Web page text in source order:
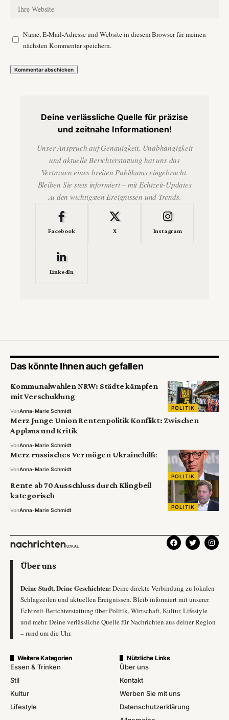
Name, E-Mail-Adresse und Website in diesem Browser für meinen
nächsten Kommentar speichern.
Deine verlässliche Quelle für präzise
und zeitnahe Informationen!
Unser Anspruch auf Genauigkeit, Unabhängigkeit
und aktuelle Berichterstattung hat uns das
Vertrauen eines breiten Publikums eingebracht.
Bleiben Sie stets informiert – mit Echtzeit-Updates
zu den wichtigsten Ereignissen und Trends.
Facebook X Instagram
LinkedIn
Das könnte Ihnen auch gefallen
POLITIK
Kommunalwahlen NRW: Städte kämpfen
mit Verschuldung
VonAnna-Marie Schmidt
Merz Junge Union Rentenpolitik Konflikt: Zwischen
Applaus und Kritik
VonAnna-Marie Schmidt
POLITIK
Merz russisches Vermögen Ukrainehilfe
VonAnna-Marie Schmidt
POLITIK
Rente ab 70 Ausschluss durch Klingbeil
kategorisch
VonAnna-Marie Schmidt
Über uns
Deine Stadt, Deine Geschichten: Deine direkte Verbindung zu lokalen
Schlagzeilen und aktuellen Ereignissen. Bleib informiert mit unserer
Echtzeit-Berichterstattung über Politik, Wirtschaft, Kultur, Lifestyle
und mehr. Deine verlässliche Quelle für Nachrichten aus deiner Region
– rund um die Uhr.
Weitere Kategorien
Essen & Trinken
Stil
Kultur
Lifestyle
Nützliche Links
Über uns
Kontakt
Werben Sie mit uns
Datenschutzerklärung